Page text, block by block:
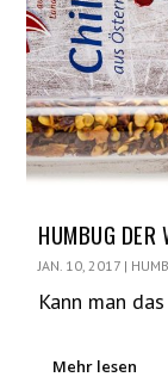
HUMBUG
JAN. 10, 2017 |
Kann man
Mehr lesen